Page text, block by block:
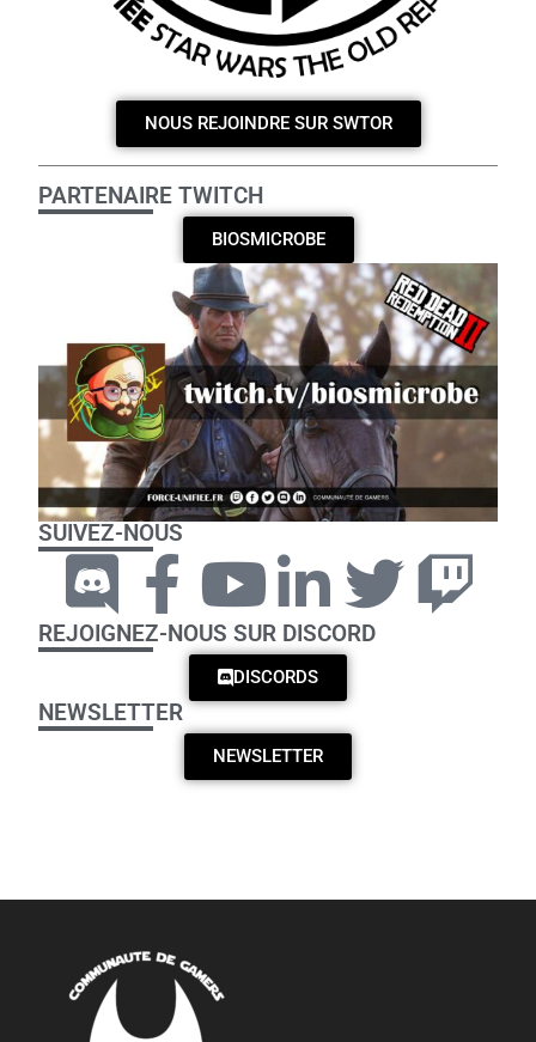
NOUS REJOINDRE SUR SWTOR
PARTENAIRE TWITCH
BIOSMICROBE
SUIVEZ-NOUS
REJOIGNEZ-NOUS SUR DISCORD
DISCORDS
NEWSLETTER
NEWSLETTER